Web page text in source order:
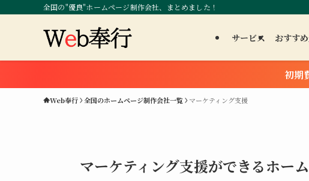
全国の"優良"ホームページ制作会社、まとめました！
サービス おすす
初期
Web奉行 全国のホームページ制作会社一覧 マーケティング支援
マーケティング支援ができるホー